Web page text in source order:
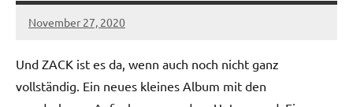
November 27, 2020
Ilja
Und ZACK ist es da, wenn auch noch nicht ganz
vollständig. Ein neues kleines Album mit den